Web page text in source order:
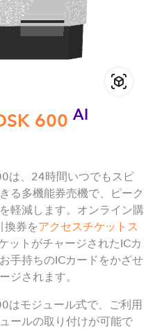
600 AI
は、24時間いつでもスピ
る多機能券売機で、ピーク
軽減します。オンライン購
換券をアクセスチケットス
ットがチャージされたICカ
手持ちのICカードをかざせ
ジされます。
はモジュール式で、ご利用
ールの取り付けが可能で